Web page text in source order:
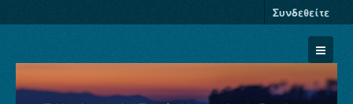
Συνδεθείτε